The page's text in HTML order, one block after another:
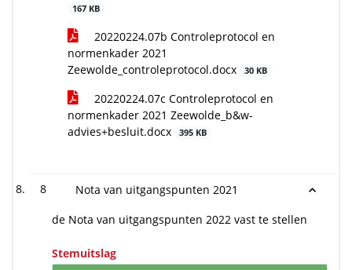
167 KB
20220224.07b Controleprotocol en
normenkader 2021
Zeewolde_controleprotocol.docx
30 KB
20220224.07c Controleprotocol en
normenkader 2021 Zeewolde_b&w-
advies+besluit.docx
395 KB
8
Nota van uitgangspunten 2021
de Nota van uitgangspunten 2022 vast te stellen
Stemuitslag